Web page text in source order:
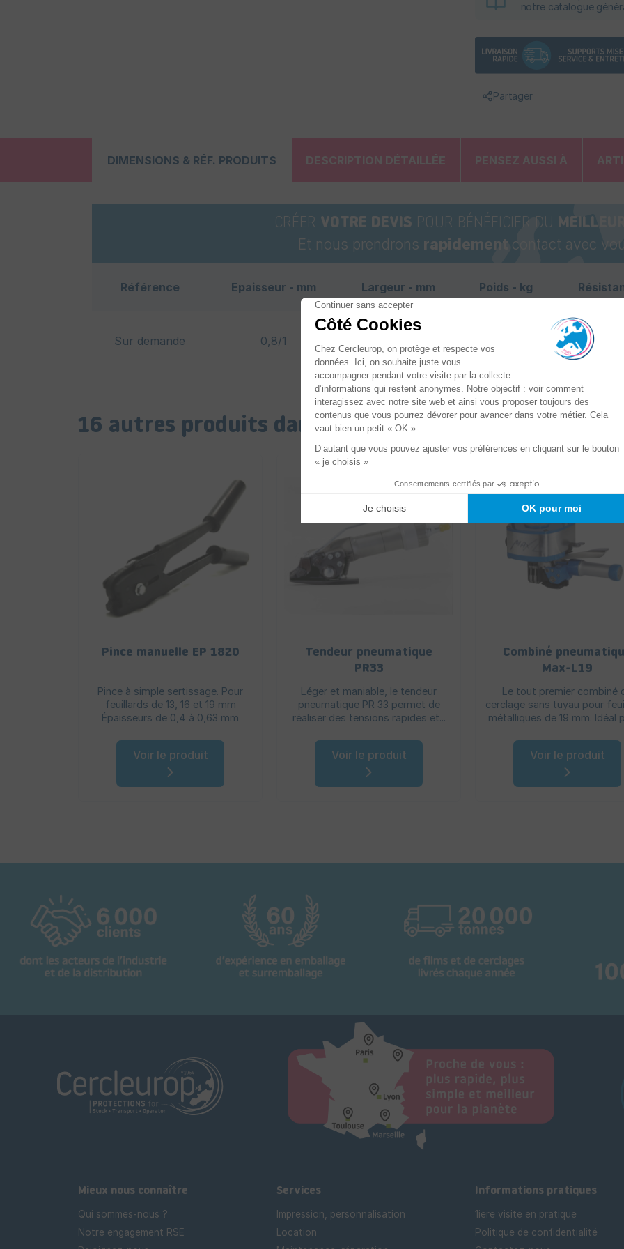
notre catalogue
Partager
DIMENSIONS & RÉF. PRODUITS DESCRIPTION DÉTAILLÉE PENSEZ AUSSI À
CRÉER VOTRE DEVIS POUR BÉNÉFICIER DU
Et nous prendrons rapidement contact avec
Référence Epaisseur - mm Largeur - mm Poids - kg
Sur demande 0,8/1
16 autres produits dans la même catégorie :
Pince manuelle EP 1820
Pince à simple sertissage. Pour
feuillards de 13, 16 et 19 mm
Épaisseurs de 0,4 à 0,63 mm
Voir le produit
Tendeur pneumatique
PR33
Léger et maniable, le tendeur
pneumatique PR 33 permet de
réaliser des tensions rapides et...
Voir le produit
Combiné
Max-L19
Le tout premier combiné
cerclage sans tuyau pour
métalliques de 19 mm. Idéal
Voir le produit
Mieux nous connaître
Qui sommes-nous ?
Notre engagement RSE
Services
Impression, personnalisation
Location
Informations pratiques
1iere visite en pratique
Politique de confidentialité